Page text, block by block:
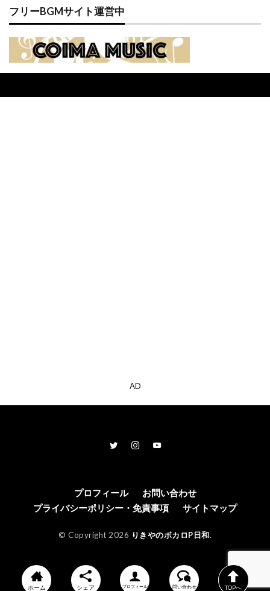
フリーBGMサイト運営中
AD
プロフィール
お問い合わせ
プライバシーポリシー・免責事項
サイトマップ
© Copyright 2026 りきやのボカロP日和.
ホーム シェア プロフィール 問い合わせ TOPへ